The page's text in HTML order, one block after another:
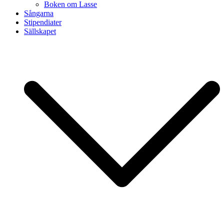
Boken om Lasse
Sångarna
Stipendiater
Sällskapet